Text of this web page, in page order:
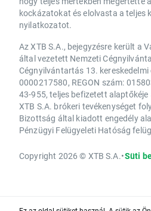
kockázatokat és elolvasta a teljes
nyilatkozatot.
Az XTB S.A., bejegyzésre került a
által vezetett Nemzeti
Cégnyilvántartás 13.
0000217580, REGON szám:
43-955, teljes befizetett alaptőkéje
XTB S.A. brókeri tevékenységet
Bizottság által kiadott engedély
Pénzügyi Felügyeleti Hatóság
Copyright 2026 © XTB S.A.•Süti